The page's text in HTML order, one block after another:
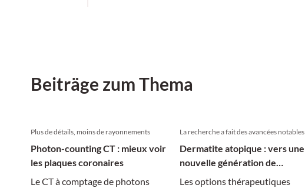
Beiträge zum Thema
Plus de détails, moins de rayonnements
Photon-counting CT : mieux voir
les plaques coronaires
Le CT à comptage de photons
La recherche a fait des avancées notables
Dermatite atopique : vers une
nouvelle génération de
traitements
Les options thérapeutiques